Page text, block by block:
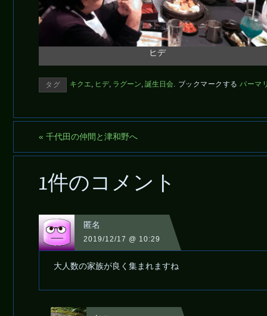
ヒデ
タグ キクエ, ヒデ, ラグーン, 誕生日会. ブックマークする パーマ
« 千代田の仲間と津和野へ
1件のコメント
匿名
2019/12/17 @ 10:29
大人数の家族が良く集まれますね